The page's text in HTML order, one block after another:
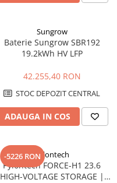
Sungrow
Baterie Sungrow SBR192
19.2kWh HV LFP
42.255,40 RON
STOC DEPOZIT CENTRAL
ADAUGA IN COS
-5226 RONPylontech
Pylontech FORCE-H1 23.6
HIGH-VOLTAGE STORAGE |